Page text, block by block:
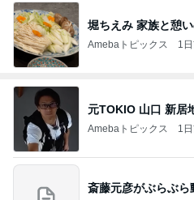
堀ちえみ 家族と憩
Amebaトピックス 1
元TOKIO 山口 新居
Amebaトピックス 1
斎藤元彦がぶらぶら